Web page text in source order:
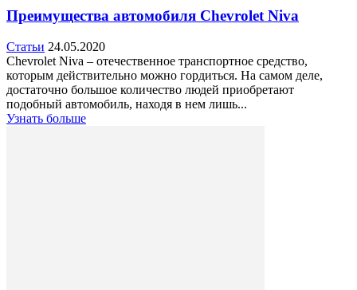
Преимущества автомобиля Chevrolet Niva
Статьи 24.05.2020
Chevrolet Niva – отечественное транспортное средство,
которым действительно можно гордиться. На самом деле,
достаточно большое количество людей приобретают
подобный автомобиль, находя в нем лишь...
Узнать больше